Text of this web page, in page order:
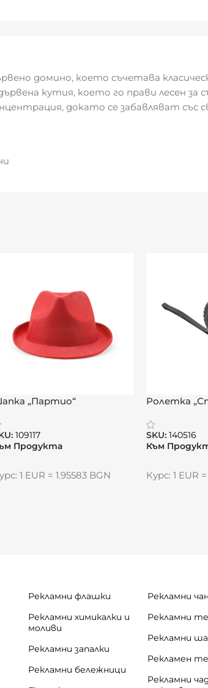
домино, което съчетава
кутия, което го прави лесен за
докато се забавляват
материал
„Партио“
109117
Продукта
1 EUR = 1.95583 BGN
Ролетка
SKU: 140516
Към
Курс: 1 EUR
Рекламни флашки
Рекламни химикалки и
моливи
Рекламни запалки
Рекламни бележници
Рекламни
Рекламни
Рекламни
Рекламен
Рекламни